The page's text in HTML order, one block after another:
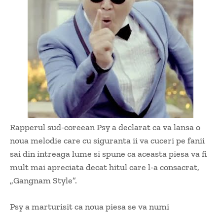
Rapperul sud-coreean Psy a declarat ca va lansa o
noua melodie care cu siguranta ii va cuceri pe fanii
sai din intreaga lume si spune ca aceasta piesa va fi
mult mai apreciata decat hitul care l-a consacrat,
„Gangnam Style”.
Psy a marturisit ca noua piesa se va numi